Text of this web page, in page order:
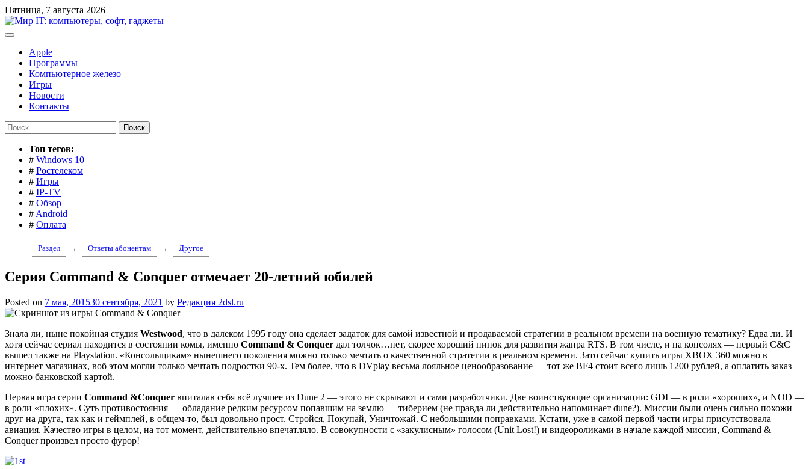
Перейти
к
содержимому
Пятница, 7 августа 2026
Apple
Программы
Компьютерное железо
Игры
Новости
Контакты
Найти:
Toп тегов:
# Windows 10
# Ростелеком
# Игры
# IP-TV
# Обзор
# Android
# Оплата
Раздел → Ответы абонентам → Другое
Серия Command & Conquer отмечает 20-летний юбилей
Posted on 7 мая, 201530 сентября, 2021 by Редакция 2dsl.ru
Знала ли, ныне покойная студия Westwood, что в далеком 1995 году она сделает задаток для самой известной и продаваемой стратегии в реальном времени на военную тематику? Едва ли. И
хотя сейчас сериал находится в состоянии комы, именно Command & Conquer дал толчок…нет, скорее хороший пинок для развития жанра RTS. В том числе, и на консолях — первый C&C
вышел также на Playstation. «Консольщикам» нынешнего поколения можно только мечтать о качественной стратегии в реальном времени. Зато сейчас купить игры XBOX 360 можно в
интернет магазинах, воб этом могли только мечтать подростки 90-х. Тем более, что в DVplay весьма лояльное ценообразование — тот же BF4 стоит всего лишь 1200 рублей, а оплатить заказ
можно банковской картой.
Первая игра серии Command &Conquer впиталав себя всё лучшее из Dune 2 — этого не скрывают и сами разработчики. Две воинствующие организации: GDI — в роли «хороших», и NOD —
в роли «плохих». Суть противостояния — обладание редким ресурсом попавшим на землю — тиберием (не правда ли действительно напоминает dune?). Миссии были очень сильно похожи
друг на друга, так как и геймплей, в общем-то, был довольно прост. Стройся, Покупай, Уничтожай. С небольшими поправками. Кстати, уже в самой первой части игры присутствовала
авиация. Качество игры в целом, на тот момент, действительно впечатляло. В совокупности с «закулисным» голосом (Unit Lost!) и видеороликами в начале каждой миссии, Command &
Conquer произвел просто фурор!